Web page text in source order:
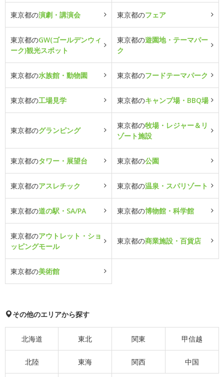
東京都の演劇・講演会 東京都のフェア
東京都のGW(ゴールデンウィ
ーク)観光スポット
東京都の遊園地・テーマパー
ク
東京都の水族館・動物園 東京都のフードテーマパーク
東京都の工場見学 東京都のキャンプ場・BBQ場
東京都のグランピング
東京都の牧場・レジャー＆リ
ゾート施設
東京都のタワー・展望台 東京都の公園
東京都のアスレチック 東京都の温泉・スパリゾート
東京都の道の駅・SA/PA 東京都の博物館・科学館
東京都のアウトレット・ショ
ッピングモール
東京都の商業施設・百貨店
東京都の美術館
その他のエリアから探す
北海道 東北 関東 甲信越
北陸 東海 関西 中国